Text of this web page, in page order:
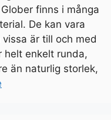
finns i många
De kan vara
är till och med
helt enkelt runda,
än naturlig storlek,